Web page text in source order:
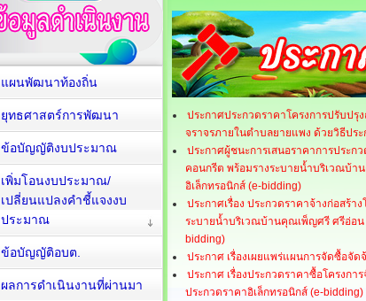
ประกาศประกวดราคาโครงการปรับป
จราจรภายในตำบลยายแพง ด้วยวิธีปร
ประกาศผู้ชนะการเสนอราคาการประก
คอนกรีต พร้อมรางระบายน้ำบริเวณบ้
อิเล็กทรอนิกส์ (e-bidding)
ประกาศเรื่อง ประกวดราคาจ้างก่อสร้
ระบายน้ำบริเวณบ้านคุณเพ็ญศรี ศรีอ่อ
bidding)
ประกาศ เรื่องเผยแพร่แผนการจัดซื้อจั
ประกาศ เรื่องประกวดราคาซื้อโครงก
ประกวดราคาอิเล็กทรอนิกส์ (e-bidding)
แผนพัฒนาท้องถิ่น
ยุทธศาสตร์การพัฒนา
ข้อบัญญัติงบประมาณ
เพิ่มโอนงบประมาณ/
เปลี่ยนแปลงคำชี้แจงงบ
ประมาณ
ข้อบัญญัติอบต.
ผลการดำเนินงานที่ผ่านมา